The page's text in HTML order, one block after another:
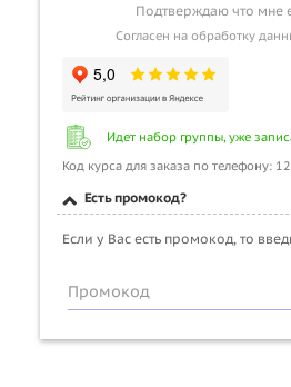
Подтверждаю что мне
Согласен на обработку
Идет набор группы, уже
Код курса для заказа по телефону:
Есть промокод?
Если у Вас есть промокод, то
Промокод